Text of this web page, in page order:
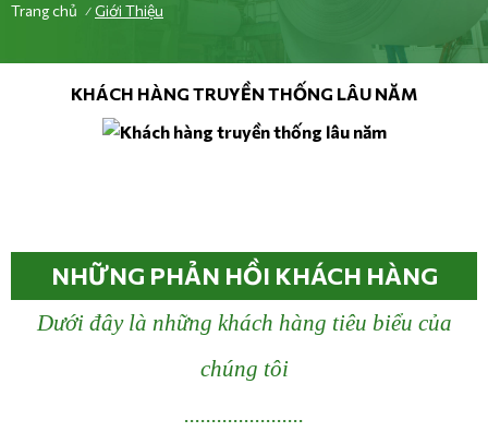
Trang chủ / Giới Thiệu
KHÁCH HÀNG TRUYỀN THỐNG LÂU NĂM
NHỮNG PHẢN HỒI KHÁCH HÀNG
Dưới đây là những khách hàng tiêu biểu của
chúng tôi